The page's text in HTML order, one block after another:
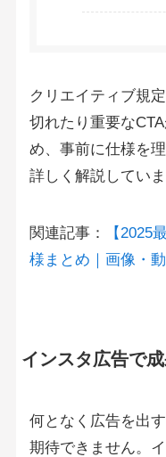
クリエイティブ規
切れたり重要な
め、事前に仕様を
詳しく解説していま
関連記事：
【2025
様まとめ｜画像・
インスタ広告で
何となく広告を出
期待できません。